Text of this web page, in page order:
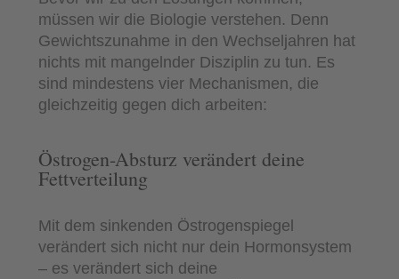
müssen wir die Biologie verstehen. Denn
Gewichtszunahme in den Wechseljahren hat
nichts mit mangelnder Disziplin zu tun. Es
sind mindestens vier Mechanismen, die
gleichzeitig gegen dich arbeiten:
Östrogen-Absturz verändert deine
Fettverteilung
Mit dem sinkenden Östrogenspiegel
verändert sich nicht nur dein Hormonsystem
– es verändert sich deine